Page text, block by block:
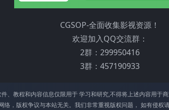
CGSOP-全面收集影视资源！
欢迎加入QQ交流群：
2群：299950416
3群：457190933
、教程和内容信息仅限⽤于 学习和研究,不得将上述内容⽤于
络，版权争议与本站⽆关。我们⾮常重视版权问题， 如有侵权